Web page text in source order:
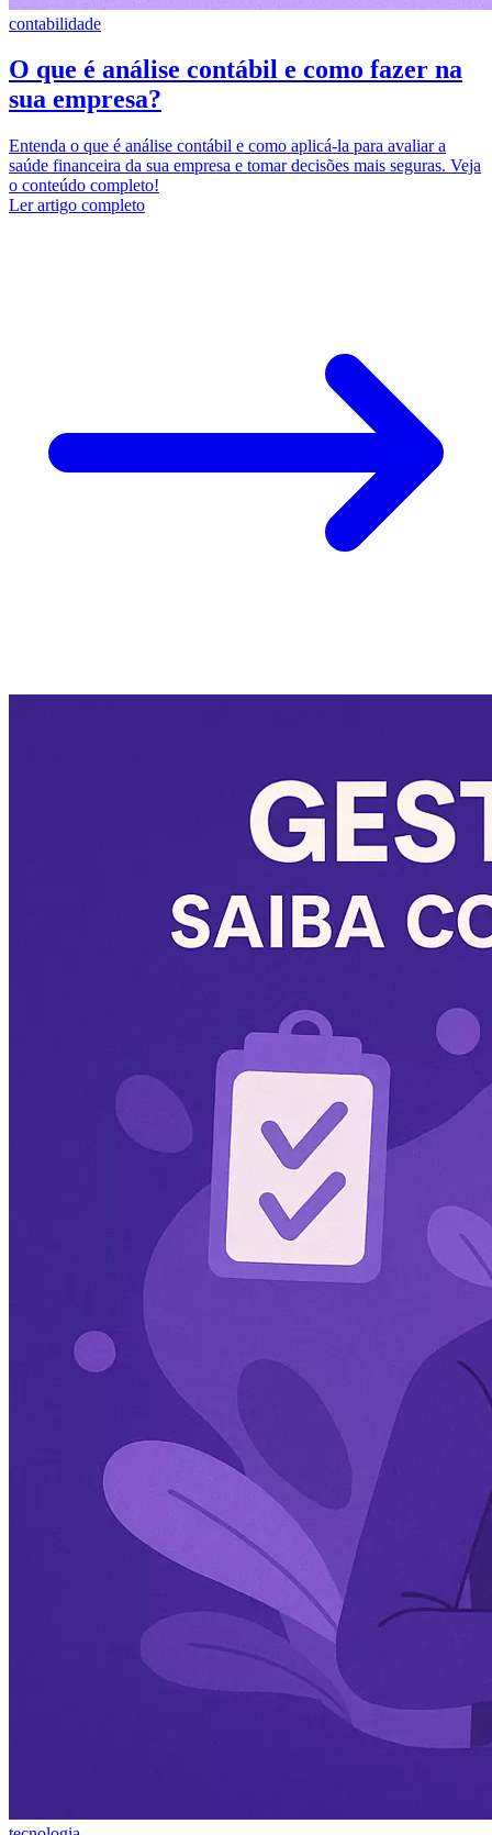
contabilidade
O que é análise contábil e como fazer na
sua empresa?
Entenda o que é análise contábil e como aplicá-la para avaliar a
saúde financeira da sua empresa e tomar decisões mais seguras. Veja
o conteúdo completo!
Ler artigo completo